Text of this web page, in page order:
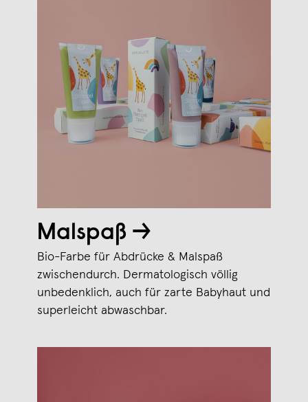
Malspaß →
Bio-Farbe für Abdrücke & Malspaß
zwischendurch. Dermatologisch völlig
unbedenklich, auch für zarte Babyhaut und
superleicht abwaschbar.